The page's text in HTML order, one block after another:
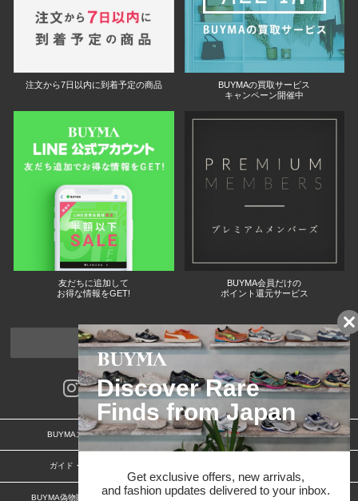
注文から7日以内に到着予定の商品
BUYMAの買取サービス
キャンペーン開催中
友だちに追加して
お得な情報をGET!
BUYMA会員だけの
ポイント還元サービス
ページトップへ
BUYMAスタートガイド 安心への取り組み
ガイド・お問い合わせ
BUYMA偽物販売防止の取り組み BUYMA CARD